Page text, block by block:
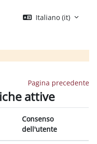
Italiano ‎(it)‎
Pagina precedente
attive
Consenso
dell'utente